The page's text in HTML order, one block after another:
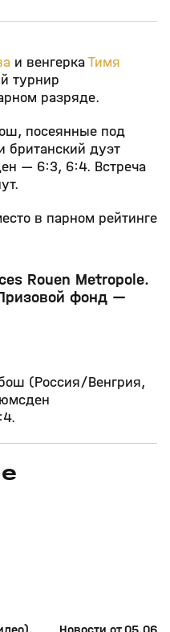
и венгеркаТимя
турнир
разряде.
посеянные под
дуэт
— 6:3, 6:4. Встреча
в парном рейтинге
Rouen Metropole.
фонд —
(Россия/Венгрия,